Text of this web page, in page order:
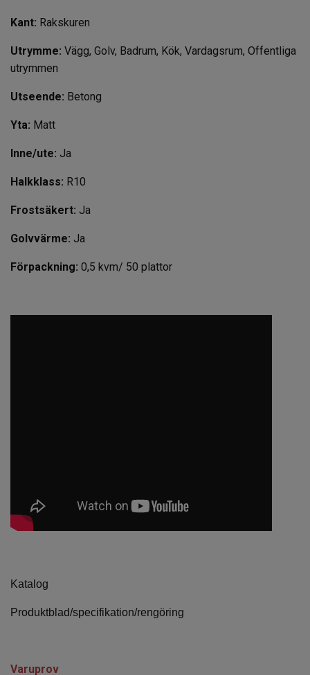
Kant: Rakskuren
Utrymme: Vägg, Golv, Badrum, Kök, Vardagsrum, Offentliga
utrymmen
Utseende: Betong
Yta: Matt
Inne/ute: Ja
Halkklass: R10
Frostsäkert: Ja
Golvvärme: Ja
Förpackning: 0,5 kvm/ 50 plattor
Katalog
Produktblad/specifikation/rengöring
Varuprov